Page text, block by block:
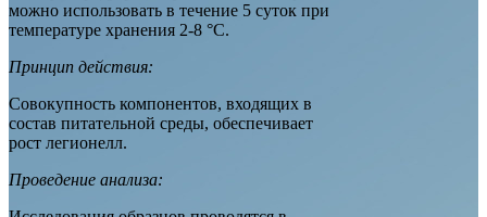
можно использовать в течение 5 суток при
температуре хранения 2-8 °С.
Принцип действия:
Совокупность компонентов, входящих в
состав питательной среды, обеспечивает
рост легионелл.
Проведение анализа: